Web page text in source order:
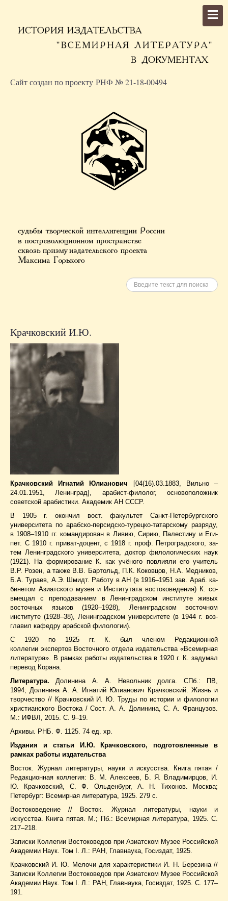
Сайт создан по проекту РНФ № 21-18-00494
Искать
Крачковский И.Ю.
Крачковский Игнатий Юлианович [04(16).03.1883, Вильно –
24.01.1951, Ленинград], арабист-филолог, основоположник
советской арабистики. Академик АН СССР.
В 1905 г. окон­чил вост. фа­куль­тет Санкт-Пе­тербургского
университета по араб­ско-пер­сид­ско-ту­рец­ко-та­тар­скому раз­ряду,
в 1908–1910 гг. ко­ман­ди­ро­ван в Ли­вию, Си­рию, Па­ле­сти­ну и Еги­
пет. С 1910 г. при­ват-до­цент, с 1918 г. проф. Петроград­ско­го, за­
тем Ле­нинградского университета, док­тор фи­ло­ло­гических на­ук
(1921). На фор­ми­ро­ва­ние К. как учё­но­го по­влия­ли его учи­тель
В.Р. Ро­зен , а так­же В.В. Бар­тольд , П.К. Ко­ков­цов , Н.А. Мед­ни­ков
Б.А.Ту­ра­ев , А.Э. Шмидт. Рабо­ту в АН (в 1916–1951 зав. Араб. ка­
би­не­том Ази­ат­ско­го му­зея и Институтата вос­то­ко­ве­де­ния) К. со­
вме­щал с пре­по­да­ва­ни­ем в Ле­нинградском институте жи­вых
восточных языков (1920–1928), Ле­нинградском восточном
институте (1928–38), Ле­нинградском университете (в 1944 г. воз­
гла­вил ка­фед­ру арабской фи­ло­ло­гии).
С 1920 по 1925 гг. К. был членом Редакционной
коллегии экспертов Восточного отдела издательства «Всемирная
литература». В рамках работы издательства в 1920 г. К. задумал
перевод Корана.
Литература. Долинина А. А. Невольник долга. СПб.: ПВ,
1994; Долинина А. А. Игнатий Юлианович Крачковский. Жизнь и
творчество // Крачковский И. Ю. Труды по истории и филологии
христианского Востока / Сост. А. А. Долинина, С. А. Французов.
М.: ИФВЛ, 2015. С. 9–19.
Архивы. РНБ. Ф. 1125. 74 ед. хр.
Издания и статьи И.Ю. Крачковского, подготовленные в
рамках работы издательства
Восток. Журнал литературы, науки и искусства. Книга пятая /
Редакционная коллегия: В. М. Алексеев, Б. Я. Владимирцов, И.
Ю. Крачковский, С. Ф. Ольденбург, А. Н. Тихонов. Москва;
Петербург: Всемирная литература, 1925. 279 с.
Востоковедение // Восток. Журнал литературы, науки и
искусства. Книга пятая. М.; Пб.: Всемирная литература, 1925. С.
217–218.
Записки Коллегии Востоковедов при Азиатском Музее Российской
Академии Наук. Том I. Л.: РАН, Главнаука, Госиздат, 1925.
Крачковский И. Ю. Мелочи для характеристики И. Н. Березина //
Записки Коллегии Востоковедов при Азиатском Музее Российской
Академии Наук. Том I. Л.: РАН, Главнаука, Госиздат, 1925. С. 177–
191.